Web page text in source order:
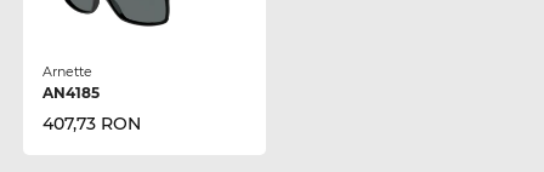
Arnette
AN4185
407,73 RON